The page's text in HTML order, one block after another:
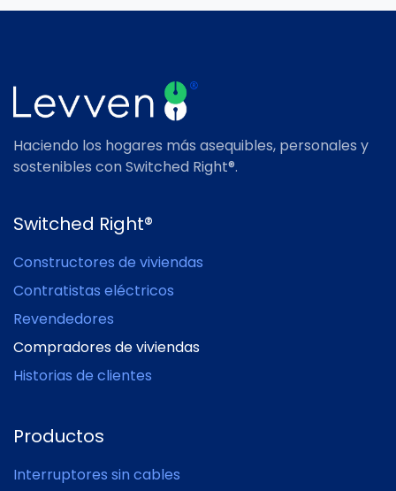
Haciendo los hogares más asequibles, personales y
sostenibles con Switched Right®.
Switched Right®
Constructores de viviendas
Contratistas eléctricos
Revendedores
Compradores de viviendas
Historias de clientes
Productos
Interruptores sin cables